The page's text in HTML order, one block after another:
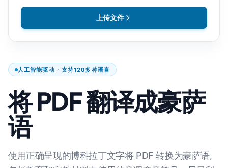
人工智能驱动 · 支持120多种语言
将 PDF 翻译成豪萨
语
使用正确呈现的博科拉丁文字将 PDF 转换为豪萨语,
上传文件